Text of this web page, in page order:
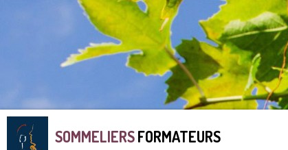
SOMMELIERSFORMATEURS